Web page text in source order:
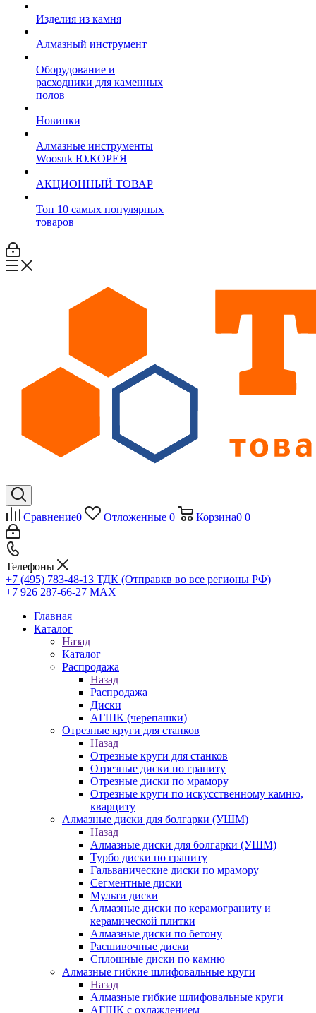
Изделия из камня
Алмазный инструмент
Оборудование и
расходники для каменных
полов
Новинки
Алмазные инструменты
Woosuk Ю.КОРЕЯ
АКЦИОННЫЙ ТОВАР
Топ 10 самых популярных
товаров
Сравнение0 Отложенные 0 Корзина0 0
Телефоны
+7 (495) 783-48-13 ТДК (Отправкв во все регионы РФ)
+7 926 287-66-27 МАХ
Главная
Каталог
Назад
Каталог
Распродажа
Назад
Распродажа
Диски
АГШК (черепашки)
Отрезные круги для станков
Назад
Отрезные круги для станков
Отрезные диски по граниту
Отрезные диски по мрамору
Отрезные круги по искусственному камню,
кварциту
Алмазные диски для болгарки (УШМ)
Назад
Алмазные диски для болгарки (УШМ)
Турбо диски по граниту
Гальванические диски по мрамору
Сегментные диски
Мульти диски
Алмазные диски по керамограниту и
керамической плитки
Алмазные диски по бетону
Расшивочные диски
Сплошные диски по камню
Алмазные гибкие шлифовальные круги
Назад
Алмазные гибкие шлифовальные круги
АГШК с охлаждением